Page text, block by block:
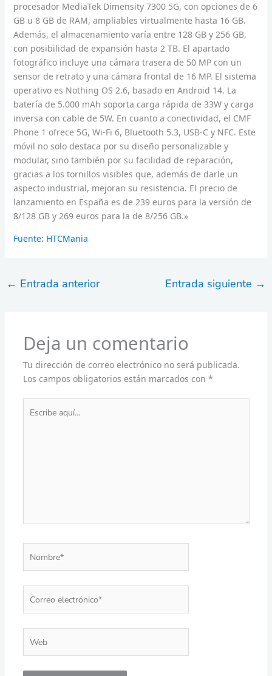
procesador MediaTek Dimensity 7300 5G, con opciones de 6
GB u 8 GB de RAM, ampliables virtualmente hasta 16 GB.
Además, el almacenamiento varía entre 128 GB y 256 GB,
con posibilidad de expansión hasta 2 TB. El apartado
fotográfico incluye una cámara trasera de 50 MP con un
sensor de retrato y una cámara frontal de 16 MP. El sistema
operativo es Nothing OS 2.6, basado en Android 14. La
batería de 5.000 mAh soporta carga rápida de 33W y carga
inversa con cable de 5W. En cuanto a conectividad, el CMF
Phone 1 ofrece 5G, Wi-Fi 6, Bluetooth 5.3, USB-C y NFC. Este
móvil no solo destaca por su diseño personalizable y
modular, sino también por su facilidad de reparación,
gracias a los tornillos visibles que, además de darle un
aspecto industrial, mejoran su resistencia. El precio de
lanzamiento en España es de 239 euros para la versión de
8/128 GB y 269 euros para la de 8/256 GB.»
Fuente: HTCMania
← Entrada anterior Entrada siguiente →
Deja un comentario
Tu dirección de correo electrónico no será publicada.
Los campos obligatorios están marcados con *
aquí...
electrónico*